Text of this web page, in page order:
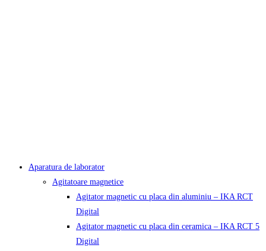
Aparatura de laborator
Agitatoare magnetice
Agitator magnetic cu placa din aluminiu – IKA RCT
Digital
Agitator magnetic cu placa din ceramica – IKA RCT 5
Digital